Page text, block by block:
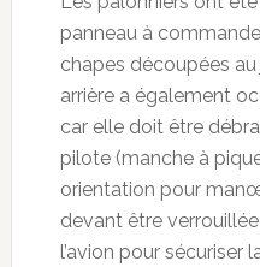
panneau à
chapes découpées au
arrière a également
car elle doit être
pilote (manche à
orientation pour
devant être
l’avion pour sécuriser